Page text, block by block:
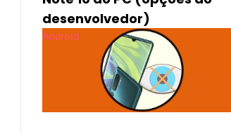
desenvolvedor)
Android